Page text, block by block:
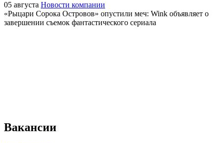
05 августа Новости компании
«Рыцари Сорока Островов» опустили меч: Wink объявляет о
завершении съемок фантастического сериала
Вакансии